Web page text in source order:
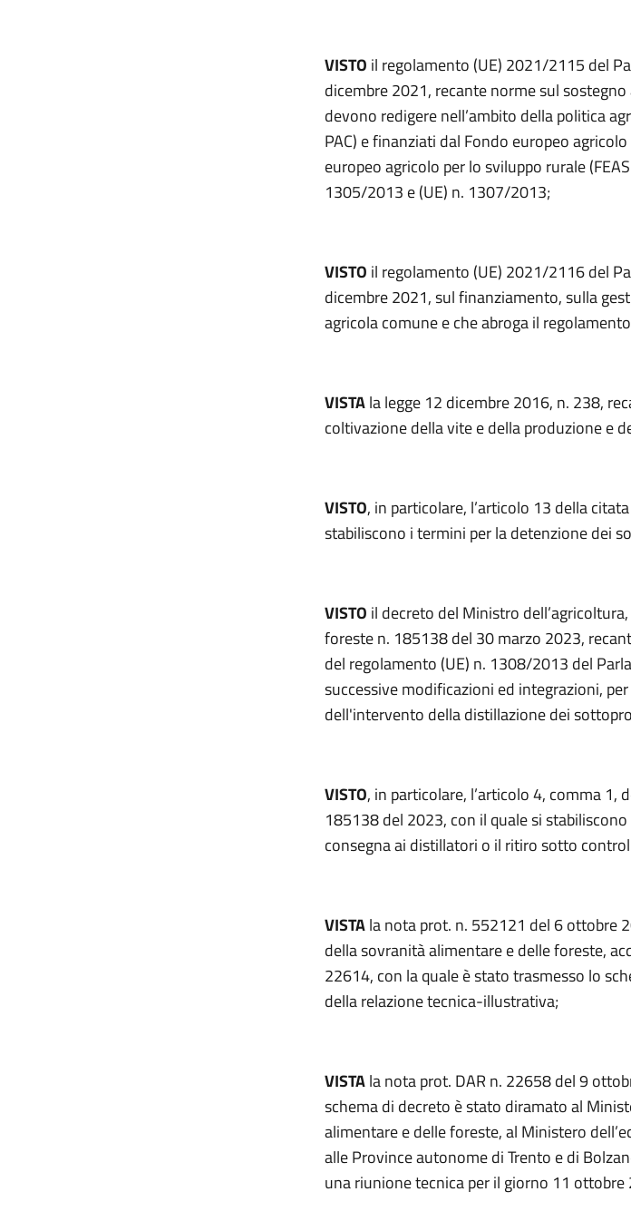
VISTO il regolamento (UE) 2021/2115 del
dicembre 2021, recante norme sul
devono redigere nell’ambito della politica
PAC) e finanziati dal Fondo europeo
europeo agricolo per lo sviluppo rurale
1305/2013 e (UE) n. 1307/2013;
VISTO il regolamento (UE) 2021/2116 del
dicembre 2021, sul finanziamento, sulla
agricola comune e che abroga il
VISTAla legge 12 dicembre 2016, n. 238,
coltivazione della vite e della produzione e
VISTO, in particolare, l’articolo 13 della
stabiliscono i termini per la detenzione dei
VISTO il decreto del Ministro
foreste n. 185138 del 30 marzo 2023,
del regolamento (UE) n. 1308/2013 del
successive modificazioni ed integrazioni,
dell'intervento della distillazione dei
VISTO, in particolare, l’articolo 4, comma 1,
185138 del 2023, con il quale si
consegna ai distillatori o il ritiro sotto
VISTAla nota prot. n. 552121 del 6 ottobre
della sovranità alimentare e delle foreste,
22614, con la quale è stato trasmesso lo
della relazione tecnica-illustrativa;
VISTAla nota prot. DAR n. 22658 del 9
schema di decreto è stato diramato al
alimentare e delle foreste, al Ministero
alle Province autonome di Trento e di
una riunione tecnica per il giorno 11 ottobre